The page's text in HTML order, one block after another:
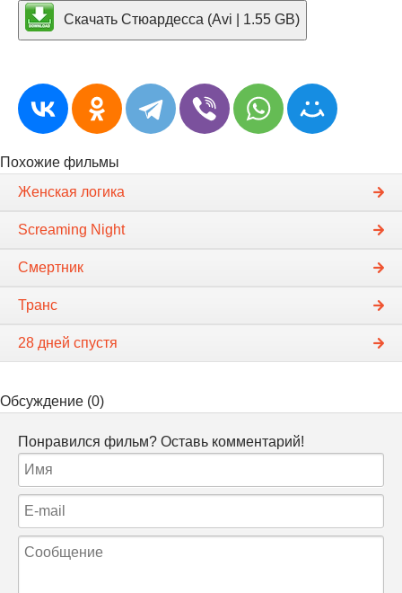
Скачать Стюардесса (Avi | 1.55 GB)
Похожие фильмы
Женская логика
Screaming Night
Смертник
Транс
28 дней спустя
Обсуждение (0)
Понравился фильм? Оставь комментарий!